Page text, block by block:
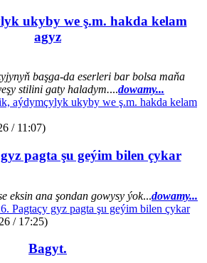
ukyby we ş.m. hakda kelam
agyz
başga-da eserleri bar bolsa maňa
stilini gaty haladym....dowamy...
aýdymçylyk ukyby we ş.m. hakda kelam
/ 11:07)
pagta şu geýim bilen çykar
eksin ana şondan gowysy ýok...dowamy...
Pagtaçy gyz pagta şu geýim bilen çykar
/ 17:25)
Bagyt.